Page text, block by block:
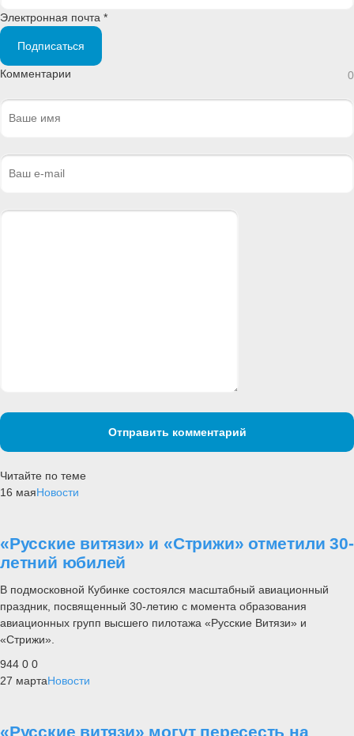
Электронная почта *
Подписаться
Комментарии 0
Отправить комментарий
Читайте по теме
16 маяНовости
«Русские витязи» и «Стрижи» отметили 30-
летний юбилей
В подмосковной Кубинке состоялся масштабный авиационный
праздник, посвященный 30-летию с момента образования
авиационных групп высшего пилотажа «Русские Витязи» и
«Стрижи».
944 0 0
27 мартаНовости
«Русские витязи» могут пересесть на